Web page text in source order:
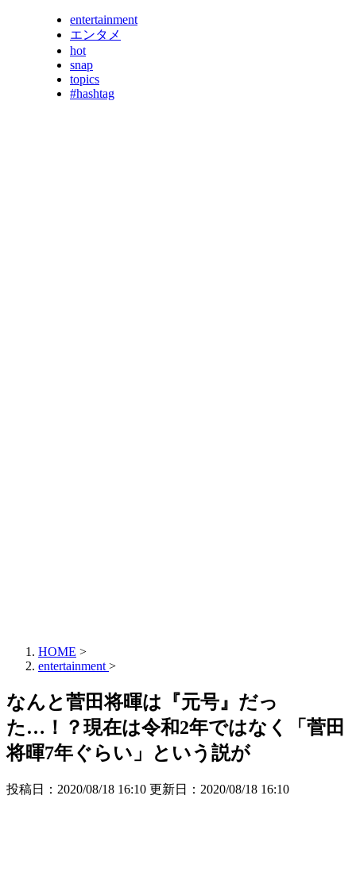
entertainment
エンタメ
hot
snap
topics
#hashtag
HOME >
entertainment >
なんと菅田将暉は『元号』だっ
た…！？現在は令和2年ではなく「菅田
将暉7年ぐらい」という説が
投稿日：2020/08/18 16:10 更新日： 2020/08/18 16:10